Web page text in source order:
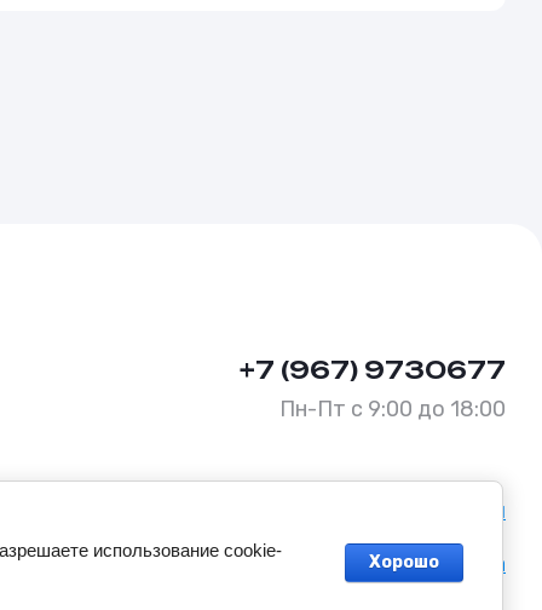
+7 (967) 9730677
Пн-Пт с 9:00 до 18:00
Политика конфиденциальности
Оферта
использование cookie-
Хорошо